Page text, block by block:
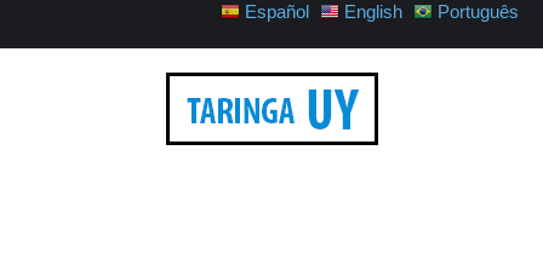
Español English Português